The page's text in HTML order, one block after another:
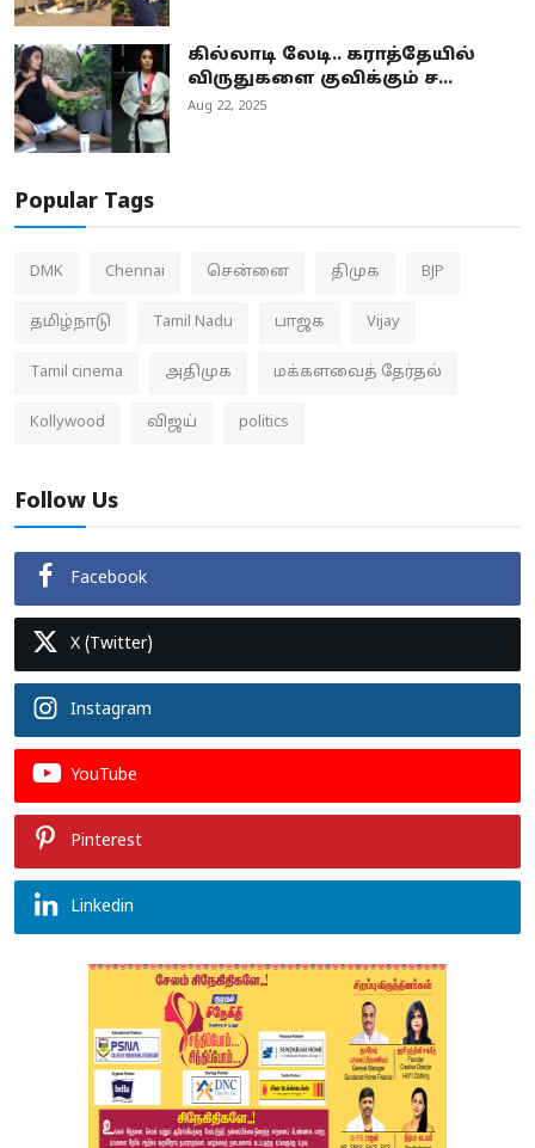
கில்லாடி லேடி.. கராத்தேயில்
விருதுகளை குவிக்கும் ச...
Aug 22, 2025
Popular Tags
DMK Chennai சென்னை திமுக BJP
தமிழ்நாடு Tamil Nadu பாஜக Vijay
Tamil cinema அதிமுக மக்களவைத் தேர்தல்
Kollywood விஜய் politics
Follow Us
Facebook
X (Twitter)
Instagram
YouTube
Pinterest
Linkedin